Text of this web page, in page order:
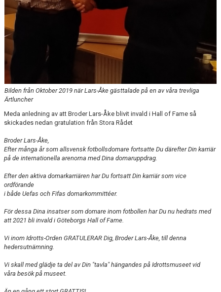
Bilden från Oktober 2019 när Lars-Åke gästtalade på en av våra trevliga
Ärtluncher
Meda anledning av att Broder Lars-Åke blivit invald i Hall of Fame så
skickades nedan gratulation från Stora Rådet
Broder Lars-Åke,
Efter många år som allsvensk fotbollsdomare fortsatte Du därefter Din karriär
på de internationella arenorna med Dina domaruppdrag.
Efter den aktiva domarkarriären har Du fortsatt Din karriär som vice
ordförande
i både Uefas och Fifas domarkommittéer.
För dessa Dina insatser som domare inom fotbollen har Du nu hedrats med
att 2021 bli invald i Göteborgs Hall of Fame.
Vi inom Idrotts-Orden GRATULERAR Dig, Broder Lars-Åke, till denna
hedersutnämning.
Vi skall med glädje ta del av Din "tavla" hängandes på Idrottsmuseet vid
våra besök på museet.